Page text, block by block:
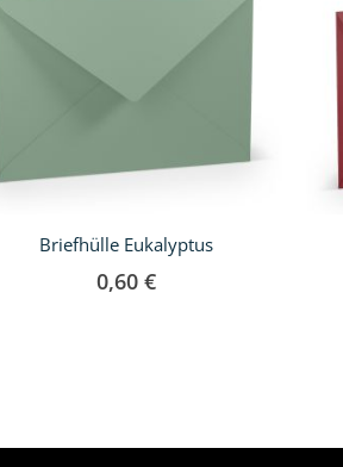
Briefhülle Eukalyptus
0,60 €